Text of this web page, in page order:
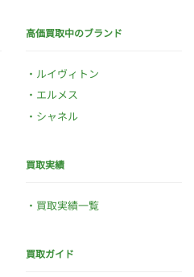
高価買取中のブランド
ルイヴィトン
エルメス
シャネル
買取実績
買取実績一覧
買取ガイド